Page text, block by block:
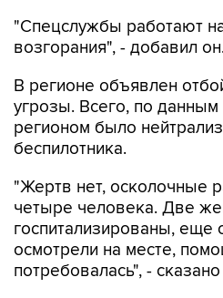
"Спецслужбы работают
возгорания", - добавил
В регионе объявлен
угрозы. Всего, по
регионом было
беспилотника.
"Жертв нет, осколочные
четыре человека. Две
госпитализированы, еще
осмотрели на месте,
потребовалась", -